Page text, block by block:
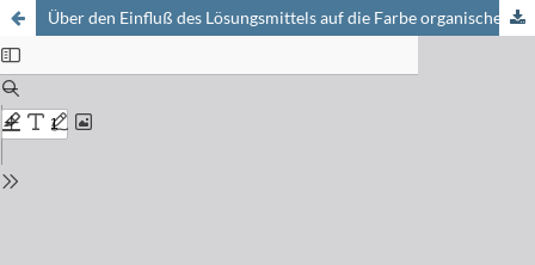
Über den Einfluß des Lösungsmittels auf die Farbe organischer Verbindungen